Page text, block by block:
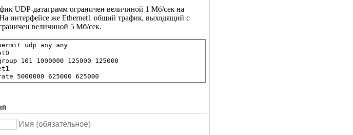
UDP-датаграмм ограничен величиной 1 Мб/сек на
интерфейсе же Ethernet1 общий трафик, выходящий с
величиной 5 Мб/сек.
udp any any
101 1000000 125000 125000
Имя (обязательное)